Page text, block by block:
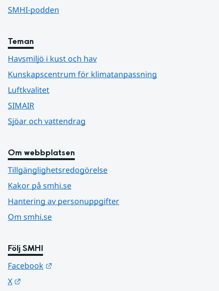
SMHI-podden
Teman
Havsmiljö i kust och hav
Kunskapscentrum för klimatanpassning
Luftkvalitet
SIMAIR
Sjöar och vattendrag
Om webbplatsen
Tillgänglighetsredogörelse
Kakor på smhi.se
Hantering av personuppgifter
Om smhi.se
Följ SMHI
Facebook
X